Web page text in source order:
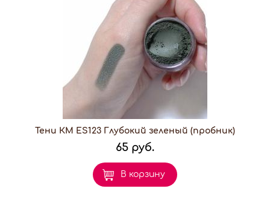
Тени КМ ES123 Глубокий зеленый (пробник)
65 руб.
В корзину